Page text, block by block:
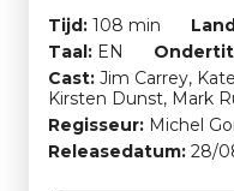
Tijd: 108 min
Taal: EN
Cast: Jim Carrey,
Kirsten Dunst, Mark
Regisseur: Michel
Releasedatum: 28/